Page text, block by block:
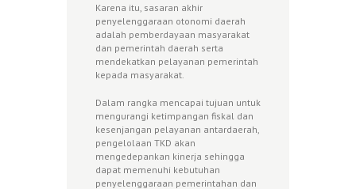
Karena itu, sasaran akhir
penyelenggaraan otonomi daerah
adalah pemberdayaan masyarakat
dan pemerintah daerah serta
mendekatkan pelayanan pemerintah
kepada masyarakat.
Dalam rangka mencapai tujuan untuk
mengurangi ketimpangan fiskal dan
kesenjangan pelayanan antardaerah,
pengelolaan TKD akan
mengedepankan kinerja sehingga
dapat memenuhi kebutuhan
penyelenggaraan pemerintahan dan